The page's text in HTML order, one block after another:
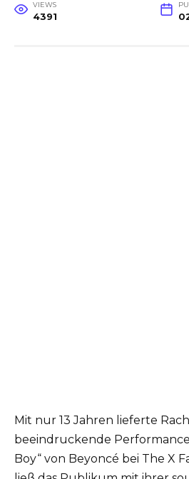
VIEWS
4391
Mit nur 13 Jahren lieferte
beeindruckende
Boy“ von Beyoncé bei The X